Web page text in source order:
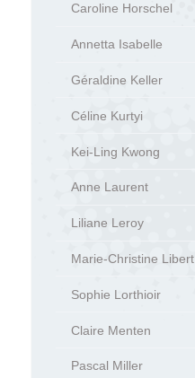
Caroline Horschel
Annetta Isabelle
Géraldine Keller
Céline Kurtyi
Kei-Ling Kwong
Anne Laurent
Liliane Leroy
Marie-Christine Libert
Sophie Lorthioir
Claire Menten
Pascal Miller